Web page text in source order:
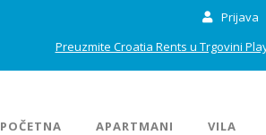
Prijava
Preuzmite Croatia Rents u Trgovini
POČETNA APARTMANI VILA